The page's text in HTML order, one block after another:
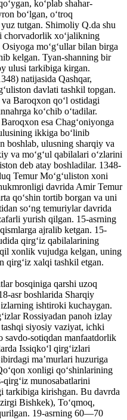
koʻplab shahar-
boʻlgan, oʻtroq
tutgan. Shimoliy Q.da shu
chorvadorlik xoʻjalikning
moʻgʻullar bilan birga
kelgan. Tyan-shanning bir
ulusi tarkibiga kirgan.
natijasida Qashqar,
davlati tashkil topgan.
Baroqxon qoʻl ostidagi
koʻchib oʻtadilar.
esa Chagʻoniyonga
ikkiga boʻlinib
boshlab, ulusning sharqiy va
va moʻgʻul qabilalari oʻzlarini
deb atay boshladilar. 1348-
Temur Moʻgʻuliston xoni
davrida Amir Temur
qoʻshin tortib borgan va uni
soʻng temuriylar davrida
yurish qilgan. 15-asrning
ajralib ketgan. 15-
qirgʻiz qabilalarining
xonlik vujudga kelgan, uning
qirgʻiz xalqi tashkil etgan.
bosqiniga qarshi uzoq
asr boshlarida Sharqiy
ishtiroki kuchaygan.
Rossiyadan panoh izlay
siyosiy vaziyat, ichki
savdo-sotiqdan manfaatdorlik
Issiqkoʻl qirgʻizlari
maʼmurlari huzuriga
xonligi qoʻshinlarining
munosabatlarini
tarkibiga kirishgan. Bu davrda
Bishkek), Toʻqmoq,
19-asrning 60—70